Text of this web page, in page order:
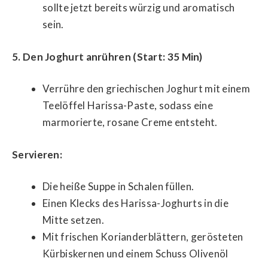
sollte jetzt bereits würzig und aromatisch
sein.
5. Den Joghurt anrühren (Start: 35 Min)
Verrühre den griechischen Joghurt mit einem
Teelöffel Harissa-Paste, sodass eine
marmorierte, rosane Creme entsteht.
Servieren:
Die heiße Suppe in Schalen füllen.
Einen Klecks des Harissa-Joghurts in die
Mitte setzen.
Mit frischen Korianderblättern, gerösteten
Kürbiskernen und einem Schuss Olivenöl